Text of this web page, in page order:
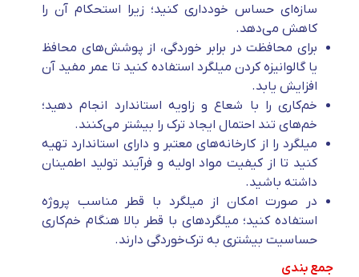
سازه‌ای حساس خودداری کنید؛ زیرا استحکام آن را
کاهش می‌دهد.
برای محافظت در برابر خوردگی، از پوشش‌های محافظ
یا گالوانیزه کردن میلگرد استفاده کنید تا عمر مفید آن
افزایش یابد.
خم‌کاری را با شعاع و زاویه استاندارد انجام دهید؛
خم‌های تند احتمال ایجاد ترک را بیشتر می‌کنند.
میلگرد را از کارخانه‌های معتبر و دارای استاندارد تهیه
کنید تا از کیفیت مواد اولیه و فرآیند تولید اطمینان
داشته باشید.
در صورت امکان از میلگرد با قطر مناسب پروژه
استفاده کنید؛ میلگردهای با قطر بالا هنگام خم‌کاری
حساسیت بیشتری به ترک‌خوردگی دارند.
جمع بندی